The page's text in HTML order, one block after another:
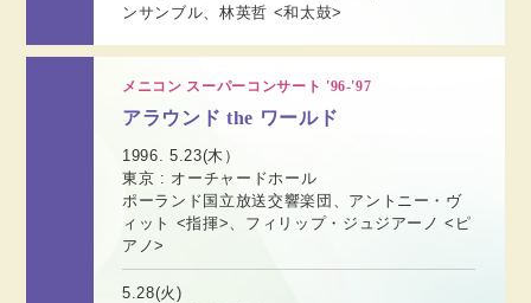
ンサンブル、林英哲 <和太鼓>
メニコン スーパーコンサート '96-'97
アラウンド the ワールド
1996. 5.23(木）
東京 : オーチャードホール
ポーランド国立放送交響楽団、アントニー・ヴ
ィット <指揮>、フィリップ・ジュジアーノ <ピ
アノ>
5.28(火)